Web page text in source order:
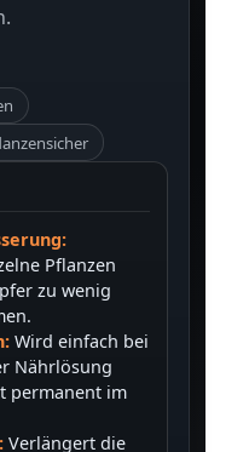
Pflanzen
zu wenig
Wird einfach bei
Nährlösung
permanent im
Verlängert die